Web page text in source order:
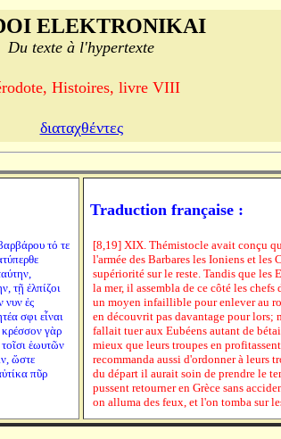
ELEKTRONIKAI
Du texte à l'hypertexte
Histoires, livre VIII
διαταχθέντες
τό τε
τῇ ἐλπίζοι
νυν ἐς
σφι εἶναι
κρέσσον γὰρ
τοῖσι ἑωυτῶν
ὥστε
πῦρ
Traduction française :
[8,19] XIX. Thémistocle avait conçu
l'armée des Barbares les Ioniens et
supériorité sur le reste. Tandis que les
la mer, il assembla de ce côté les
un moyen infaillible pour enlever au
en découvrit pas davantage pour lors;
fallait tuer aux Eubéens autant de
mieux que leurs troupes en
recommanda aussi d'ordonner à leurs
du départ il aurait soin de prendre le
pussent retourner en Grèce sans
on alluma des feux, et l'on tomba sur